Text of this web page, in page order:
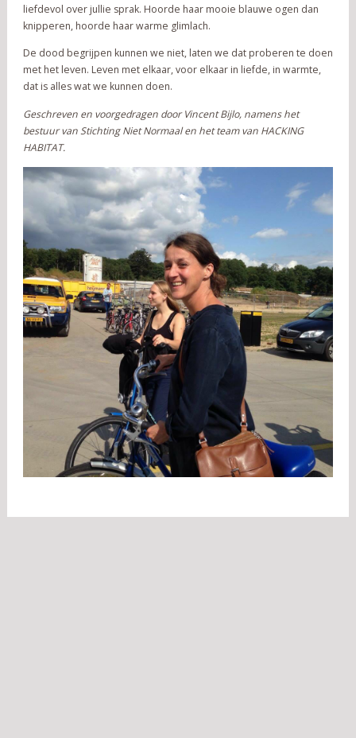
liefdevol over jullie sprak. Hoorde haar mooie blauwe ogen dan
knipperen, hoorde haar warme glimlach.
De dood begrijpen kunnen we niet, laten we dat proberen te doen
met het leven. Leven met elkaar, voor elkaar in liefde, in warmte,
dat is alles wat we kunnen doen.
Geschreven en voorgedragen door Vincent Bijlo, namens het
bestuur van Stichting Niet Normaal en het team van HACKING
HABITAT.